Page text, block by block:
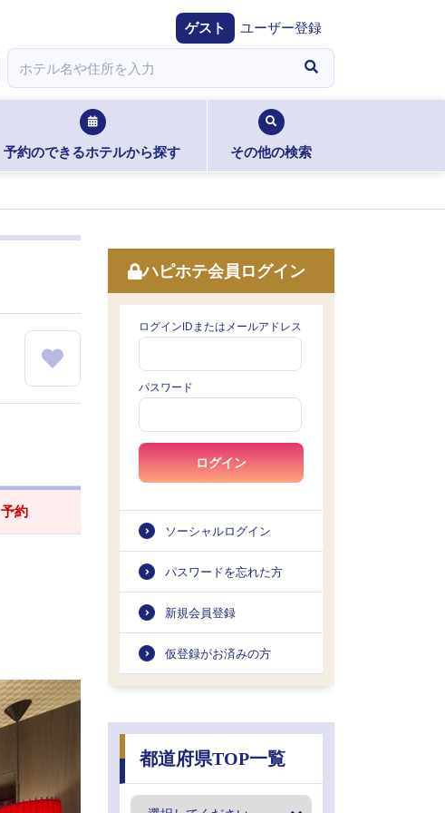
ゲスト ユーザー登録
予約のできるホテルから探す その他の検索
予約
ハピホテ会員ログイン
ログインIDまたはメールアドレス
パスワード
ログイン
ソーシャルログイン
パスワードを忘れた方
新規会員登録
仮登録がお済みの方
都道府県TOP一覧